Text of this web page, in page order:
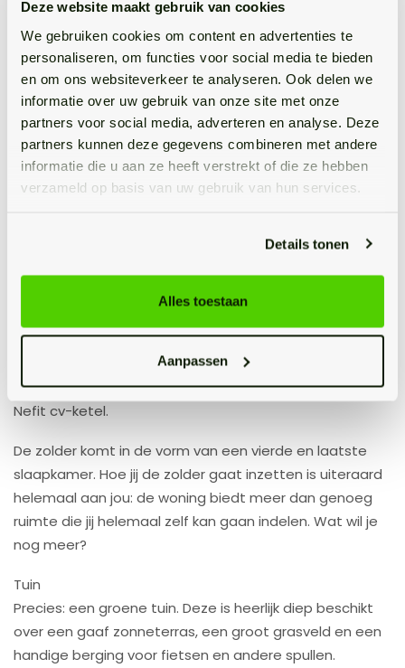
Deze website maakt gebruik van cookies
We gebruiken cookies om content en advertenties te
personaliseren, om functies voor social media te bieden
en om ons websiteverkeer te analyseren. Ook delen we
informatie over uw gebruik van onze site met onze
partners voor social media, adverteren en analyse. Deze
partners kunnen deze gegevens combineren met andere
informatie die u aan ze heeft verstrekt of die ze hebben
verzameld op basis van uw gebruik van hun services.
Details tonen
Alles toestaan
Aanpassen
slaapkamer. Deze ruimte zou bijvoorbeeld uitermate
geschikt zijn als tweede kinderkamer, logeerkamer of
thuiswerkplek. Of droomde je altijd al van een
inloopkast?
De mooie badkamer vormt het overige vertrek aan de
voorzijde van de verdieping en zal je, met haar luxe en
moderne betegeling en heerlijke voorzieningen, ook
dubbele wastafelmeubel en een toilet. Ontspanning is
hier gegarandeerd.
Middels een vaste trap kom je op de zolderverdieping
terecht, waar het dakraam de ruimte vult met licht en
waar extra bergruimte te vinden is. Ook vind je hier de
Nefit cv-ketel.
De zolder komt in de vorm van een vierde en laatste
slaapkamer. Hoe jij de zolder gaat inzetten is uiteraard
helemaal aan jou: de woning biedt meer dan genoeg
ruimte die jij helemaal zelf kan gaan indelen. Wat wil je
nog meer?
Tuin
Precies: een groene tuin. Deze is heerlijk diep beschikt
over een gaaf zonneterras, een groot grasveld en een
handige berging voor fietsen en andere spullen.